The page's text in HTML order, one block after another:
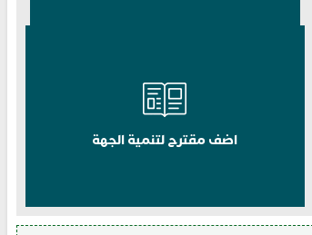
اضف مقترح لتنمية الجهة